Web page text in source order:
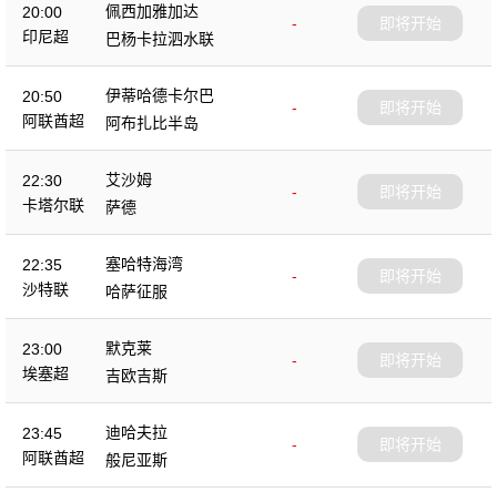
20:00
印尼超
佩西加雅加达
-
巴杨卡拉泗水联
即将开始
20:50
阿联酋超
伊蒂哈德卡尔巴
-
阿布扎比半岛
即将开始
22:30
卡塔尔联
艾沙姆
-
萨德
即将开始
22:35
沙特联
塞哈特海湾
-
哈萨征服
即将开始
23:00
埃塞超
默克莱
-
吉欧吉斯
即将开始
23:45
阿联酋超
迪哈夫拉
-
般尼亚斯
即将开始